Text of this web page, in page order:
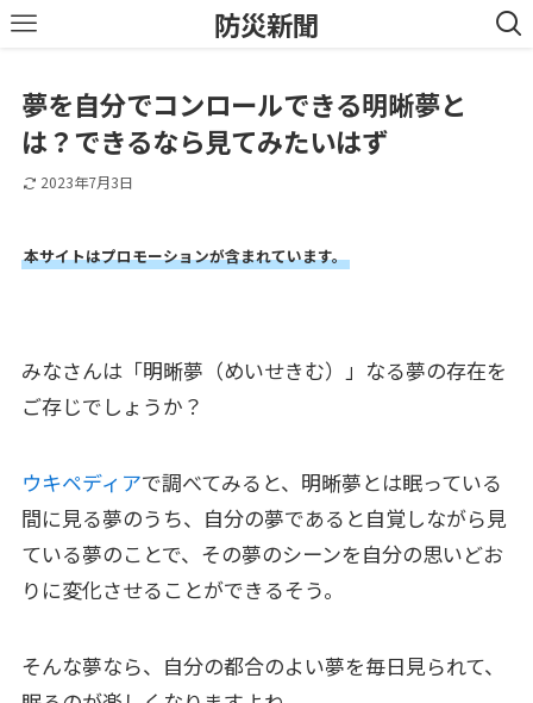
防災新聞
夢を自分でコンロールできる明晰夢と
は？できるなら見てみたいはず
2023年7月3日
本サイトはプロモーションが含まれています。
みなさんは「明晰夢（めいせきむ）」なる夢の存在を
ご存じでしょうか？
ウキペディアで調べてみると、明晰夢とは眠っている
間に見る夢のうち、自分の夢であると自覚しながら見
ている夢のことで、その夢のシーンを自分の思いどお
りに変化させることができるそう。
そんな夢なら、自分の都合のよい夢を毎日見られて、